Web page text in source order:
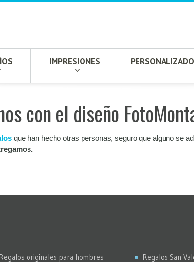
IMPRESIONES
con el diseño
que han hecho otras personas, seguro que alguno se
Regalos originales para hombres
Regalos San